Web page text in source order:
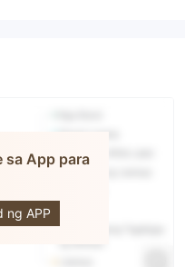
sa App para
ng APP